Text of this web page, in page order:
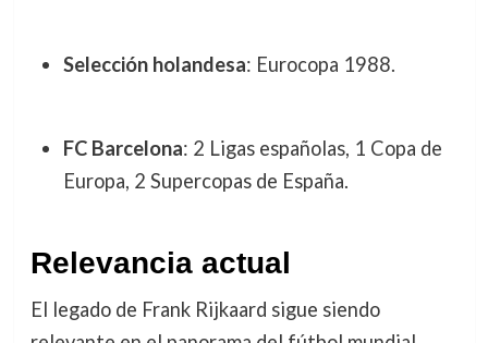
Selección holandesa: Eurocopa 1988.
FC Barcelona: 2 Ligas españolas, 1 Copa de
Europa, 2 Supercopas de España.
Relevancia actual
El legado de Frank Rijkaard sigue siendo